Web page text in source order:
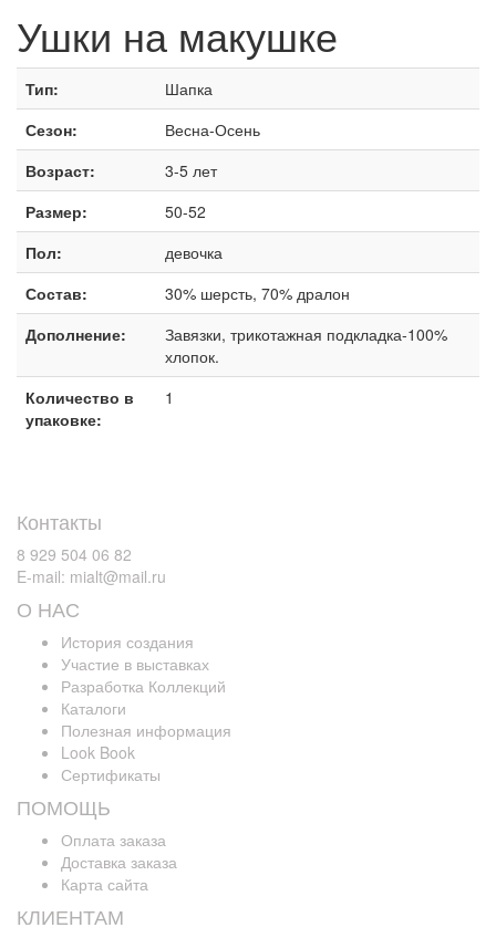
Ушки на макушке
Тип:
Шапка
Сезон:
Весна-Осень
Возраст:
3-5 лет
Размер:
50-52
Пол:
девочка
Состав:
30% шерсть, 70% дралон
Дополнение:
Завязки, трикотажная подкладка-100%
хлопок.
Количество в
упаковке:
1
Контакты
8 929 504 06 82
E-mail: mialt@mail.ru
О НАС
История создания
Участие в выставках
Разработка Коллекций
Каталоги
Полезная информация
Look Book
Сертификаты
ПОМОЩЬ
Оплата заказа
Доставка заказа
Карта сайта
КЛИЕНТАМ